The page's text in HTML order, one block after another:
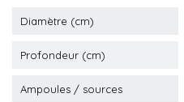
Diamètre (cm)
Profondeur (cm)
Ampoules / sources